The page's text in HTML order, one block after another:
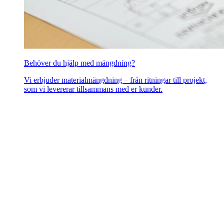
Behöver du hjälp med mängdning?
Vi erbjuder materialmängdning – från ritningar till projekt,
som vi levererar tillsammans med er kunder.